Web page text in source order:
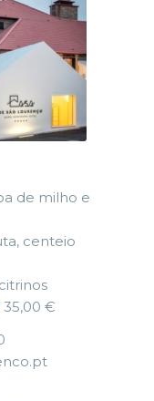
de milho e
centeio
35,00 €